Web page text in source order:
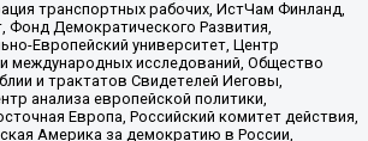
транспортных рабочих, ИстЧам Финланд,
Фонд Демократического Развития,
Европейский университет, Центр
международных исследований, Общество
и трактатов Свидетелей Иеговы,
анализа европейской политики,
Европа, Российский комитет действия,
Америка за демократию в России,